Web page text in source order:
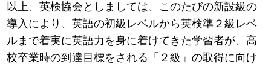
以上、英検協会としましては、このたびの新設級の
導入により、英語の初級レベルから英検準２級レベ
ルまで着実に英語力を身に着けてきた学習者が、高
校卒業時の到達目標をされる「２級」の取得に向け